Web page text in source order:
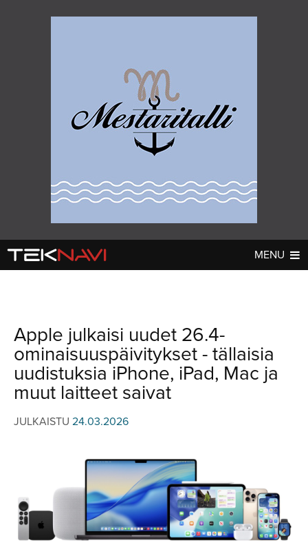
MENU
AJETUT
KOMMENTTI
HUHUT
TESTIT
KOMMENTTI
VIDEOT
TV-OHJELMA
Hae
Apple julkaisi uudet 26.4-
ominaisuuspäivitykset - tällaisia
uudistuksia iPhone, iPad, Mac ja
muut laitteet saivat
JULKAISTU 24.03.2026